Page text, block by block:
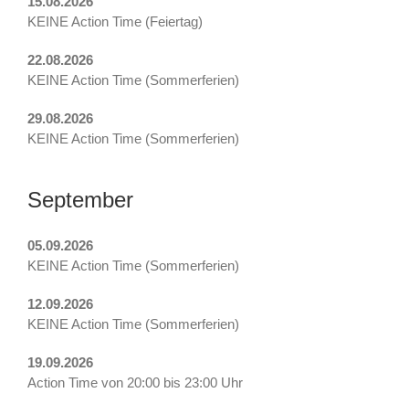
KEINE Action Time (Feiertag)
22.08.2026
KEINE Action Time (Sommerferien)
29.08.2026
KEINE Action Time (Sommerferien)
September
05.09.2026
KEINE Action Time (Sommerferien)
12.09.2026
KEINE Action Time (Sommerferien)
19.09.2026
Action Time von 20:00 bis 23:00 Uhr